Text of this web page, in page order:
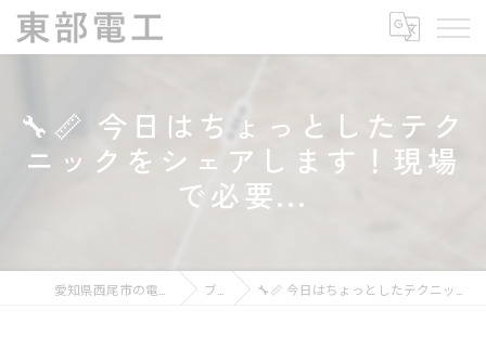
🔧📏 今日はちょっとしたテク
ニックをシェアします！現場
で必要...
ブログ 🔧📏 今日はちょっとしたテクニックをシェアします！現場で必要...